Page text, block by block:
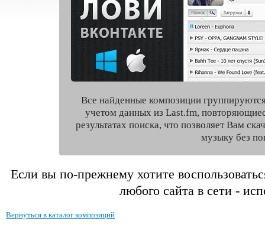
Все найденные композиции
учетом данных из Last.fm,
результатах поиска, что позволяет Вам
музыку без
Если вы по-прежнему хотите
любого сайта в сети -
Вернуться в каталог композиций